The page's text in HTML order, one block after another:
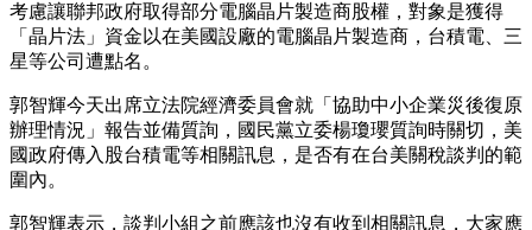
考慮讓聯邦政府取得部分電腦晶片製造商股權，對象是獲得
「晶片法」資金以在美國設廠的電腦晶片製造商，台積電、三
星等公司遭點名。
郭智輝今天出席立法院經濟委員會就「協助中小企業災後復原
辦理情況」報告並備質詢，國民黨立委楊瓊瓔質詢時關切，美
國政府傳入股台積電等相關訊息，是否有在台美關稅談判的範
圍內。
郭智輝表示，談判小組之前應該也沒有收到相關訊息，大家應